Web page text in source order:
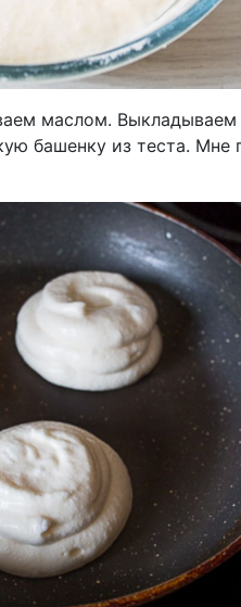
маслом.
башенку из теста. Мне